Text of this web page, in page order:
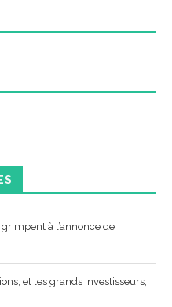
à l’annonce de
et les grands investisseurs,